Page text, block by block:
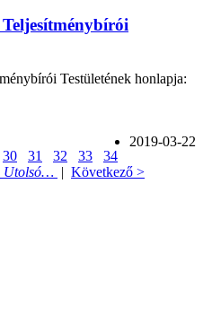
Testületének honlapja:
2019-03-22
30 31 32 33
34
Utolsó… | Következő >